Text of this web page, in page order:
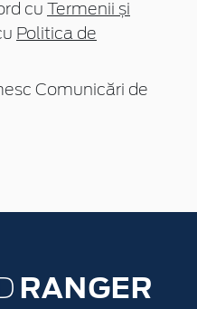
cu
Termenii și
Politica de
Comunicări de
RANGER